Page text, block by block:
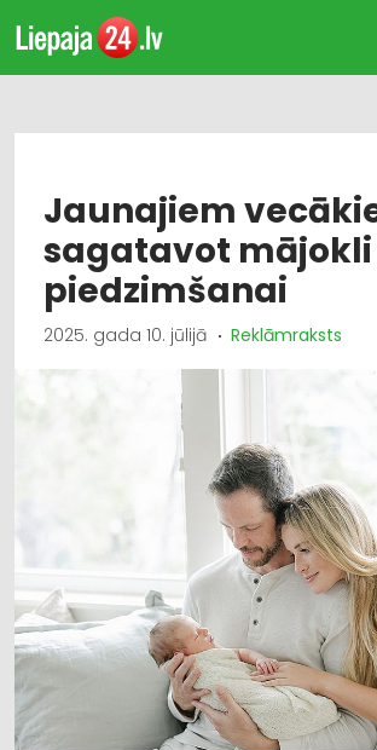
Jaunajiem
sagatavot mājokli
piedzimšanai
2025. gada 10. jūlijā Reklāmraksts